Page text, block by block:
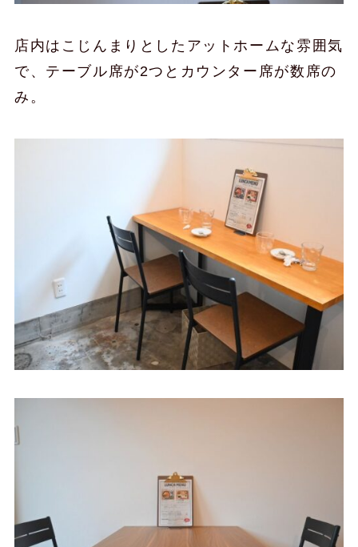
店内はこじんまりとしたアットホームな雰囲気
で、テーブル席が2つとカウンター席が数席の
み。